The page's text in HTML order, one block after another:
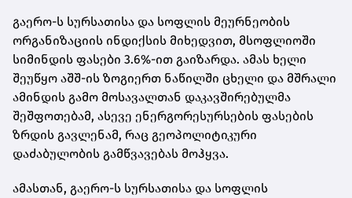
გაერო-ს სურსათისა და სოფლის მეურნეობის
ორგანიზაციის ინდიქსის მიხედვით, მსოფლიოში
სიმინდის ფასები 3.6%-ით გაიზარდა. ამას ხელი
შეუწყო აშშ-ის ზოგიერთ ნაწილში ცხელი და მშრალი
ამინდის გამო მოსავალთან დაკავშირებულმა
შეშფოთებამ, ასევე ენერგორესურსების ფასების
ზრდის გავლენამ, რაც გეოპოლიტიკური
დაძაბულობის გამწვავებას მოჰყვა.
ამასთან, გაერო-ს სურსათისა და სოფლის